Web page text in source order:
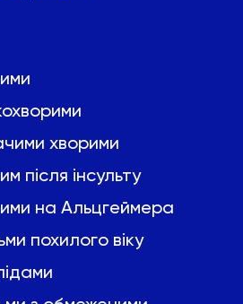
хворими
після інсульту
на Альцгеймера
похилого віку